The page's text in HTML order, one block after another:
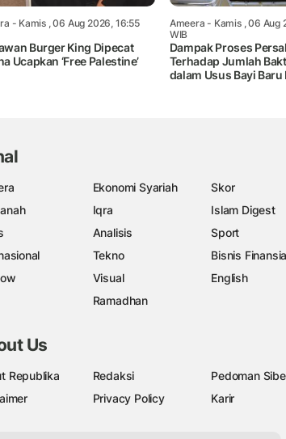
- Kamis , 06 Aug 2026, 16:55
Burger King Dipecat
Ucapkan ‘Free Palestine’
Ameera - Kamis , 06 Aug
WIB
Dampak Proses
Terhadap Jumlah
dalam Usus Bayi Baru
Ekonomi Syariah
Skor
Iqra
Islam Digest
Analisis
Sport
Tekno
Bisnis
Visual
English
Ramadhan
Us
Republika Redaksi
Pedoman
Privacy Policy Karir